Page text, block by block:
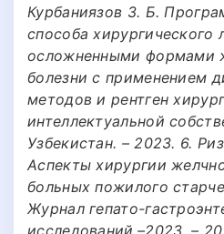
Курбаниязов З. Б.
способа хирургического
осложненными формами
болезни с применением
методов и рентген
интеллектуальной
Узбекистан. – 2023. 6.
Аспекты хирургии
больных пожилого
Журнал гепато-
исследований.–2023. –